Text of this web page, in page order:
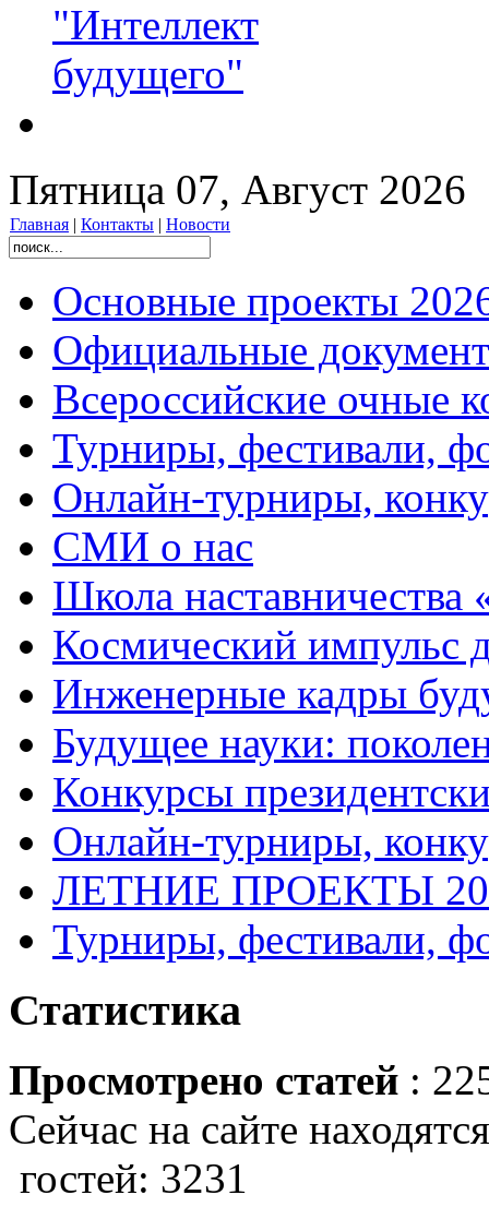
"Интеллект
будущего"
Пятница 07, Август 2026
Главная | Контакты | Новости
Основные проекты
Официальные
Всероссийские очные
Турниры, фестивали,
Онлайн-турниры,
СМИ о нас
Школа
Космический импульс
Инженерные кадры
Будущее науки:
Конкурсы
Онлайн-турниры,
ЛЕТНИЕ ПРОЕКТЫ
Турниры, фестивали,
Статистика
Просмотрено статей :
Сейчас на сайте
гостей: 3231